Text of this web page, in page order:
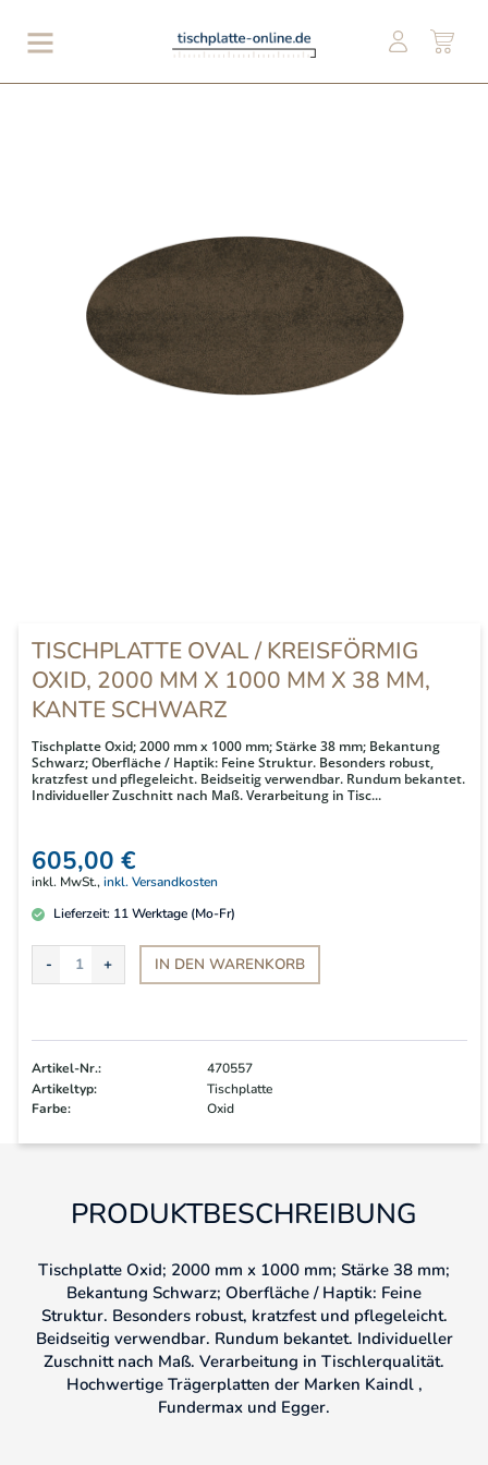
TISCHPLATTE OVAL / KREISFÖRMIG
OXID, 2000 MM X 1000 MM X 38 MM,
KANTE SCHWARZ
Tischplatte Oxid; 2000 mm x 1000 mm; Stärke 38 mm; Bekantung
Schwarz; Oberfläche / Haptik: Feine Struktur. Besonders robust,
kratzfest und pflegeleicht. Beidseitig verwendbar. Rundum bekantet.
Individueller Zuschnitt nach Maß. Verarbeitung in Tisc...
605,00 €
inkl. MwSt.,inkl. Versandkosten
Lieferzeit: 11Werktage (Mo-Fr)
IN DEN WARENKORB
Artikel-Nr.:
470557
Artikeltyp:
Tischplatte
Farbe:
Oxid
PRODUKTBESCHREIBUNG
Tischplatte Oxid; 2000 mm x 1000 mm; Stärke 38 mm;
Bekantung Schwarz; Oberfläche / Haptik: Feine
Struktur. Besonders robust, kratzfest und pflegeleicht.
Beidseitig verwendbar. Rundum bekantet. Individueller
Zuschnitt nach Maß. Verarbeitung in Tischlerqualität.
Hochwertige Trägerplatten der Marken Kaindl ,
Fundermax und Egger.